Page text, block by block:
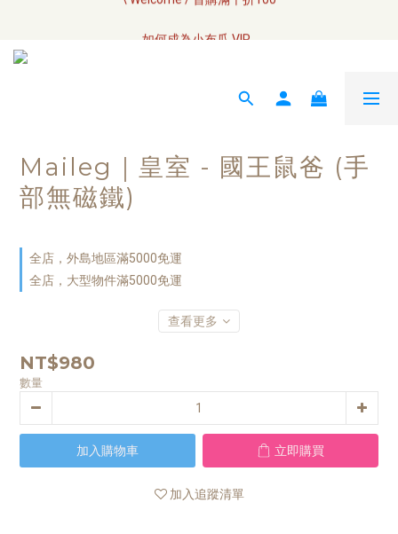
如何成為小布瓜 VIP
Maileg｜皇室 - 國王鼠爸 (手
部無磁鐵)
全店，外島地區滿5000免運
全店，大型物件滿5000免運
查看更多
NT$980
數量
加入購物車 立即購買
加入追蹤清單